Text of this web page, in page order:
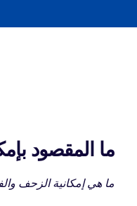
ما المقصود
ما هي إمكانية الزحف